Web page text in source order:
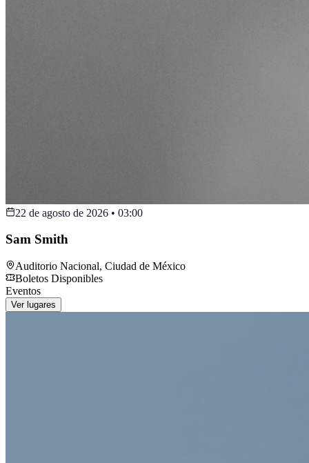
22 de agosto de 2026 • 03:00
Sam Smith
Auditorio Nacional, Ciudad de México
Boletos Disponibles
Eventos
Ver lugares